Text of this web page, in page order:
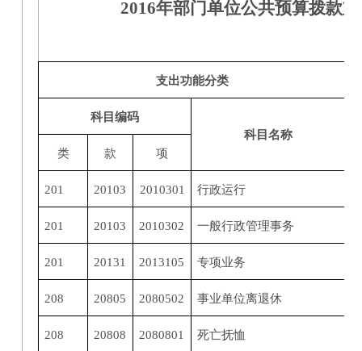
2016年部门单位公共预算拨款
支出功能分类
科目编码
科目名称
类
款 项
201 20103 2010301 行政运行
201 20103 2010302 一般行政管理事务
201 20131 2013105 专项业务
208 20805 2080502 事业单位离退休
208 20808 2080801 死亡抚恤